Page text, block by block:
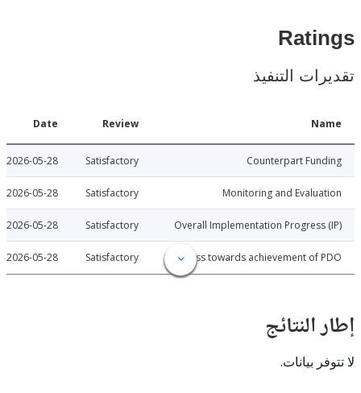
التنفيذ
Counterpart
Satisfactory
2026-05-28
Monitoring and
Satisfactory
2026-05-28
Overall Implementation
Satisfactory
2026-05-28
Progress towards achievement of
Satisfactory
2026-05-28
بيانات.